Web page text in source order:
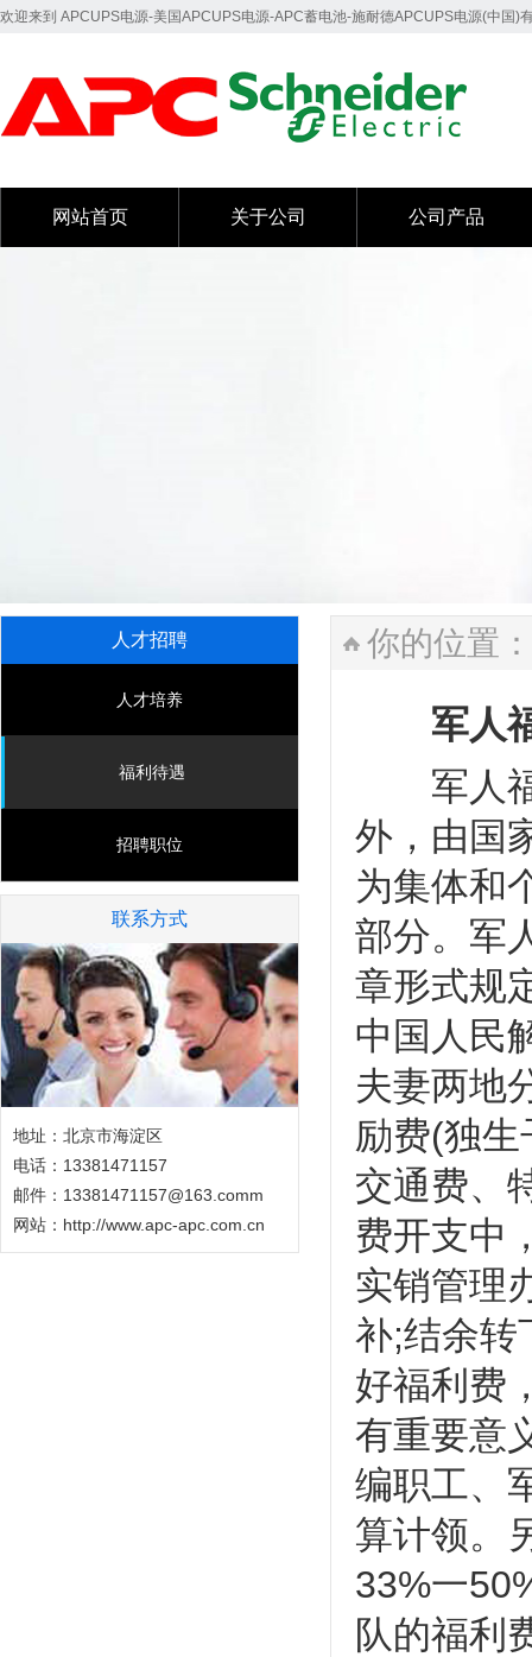
欢迎来到 APCUPS电源-美国APCUPS电源-APC蓄电池-施耐德APCUPS电源(中国)
网站首页 关于公司 公司产品
人才招聘
人才培养
福利待遇
招聘职位
联系方式
地址：北京市海淀区
电话：13381471157
邮件：13381471157@163.comm
网站： http://www.apc-apc.com.cn
你的位置：
军人福
军人福
外，由国
为集体和
部分。军
章形式规
中国人民
夫妻两地
励费(独
交通费、
费开支中
实销管理
补;结余转
好福利费
有重要意
编职工、
算计领。
33%一
队的福利